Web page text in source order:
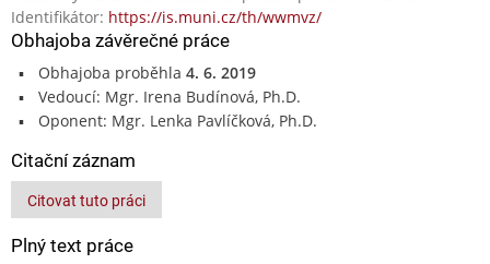
Identifikátor: https://is.muni.cz/th/wwmvz/
Obhajoba závěrečné práce
Obhajoba proběhla 4. 6. 2019
Vedoucí: Mgr. Irena Budínová, Ph.D.
Oponent: Mgr. Lenka Pavlíčková, Ph.D.
Citační záznam
Citovat tuto práci
Plný text práce